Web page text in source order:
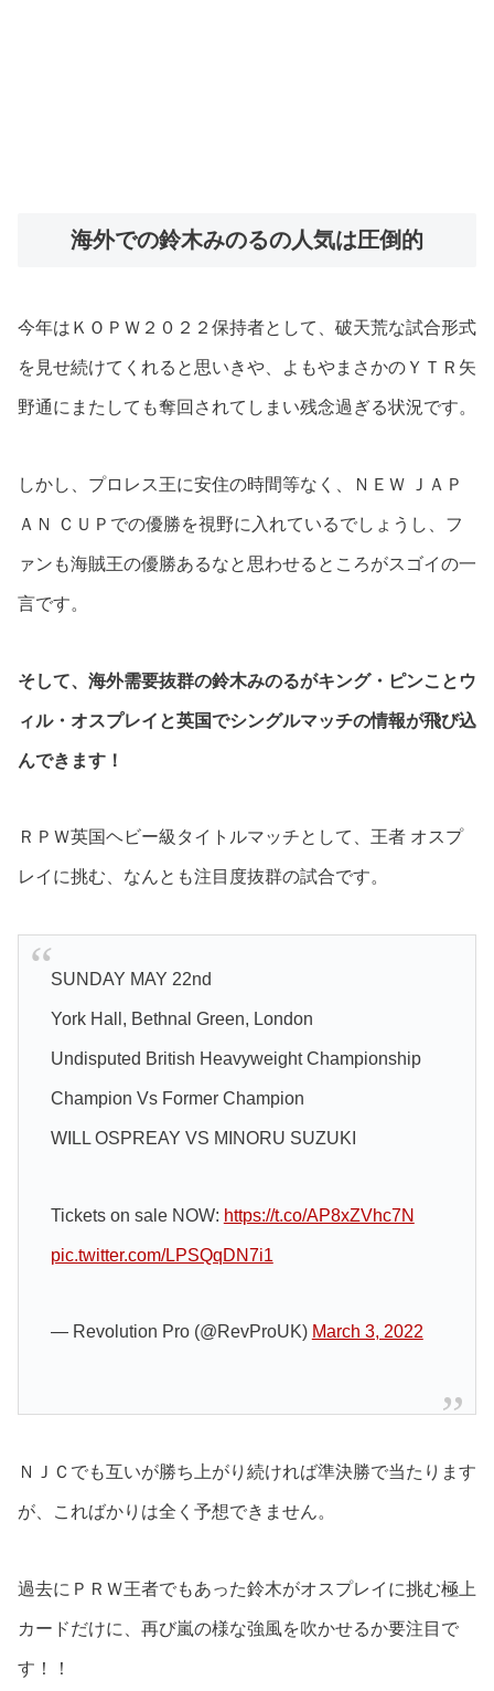
海外での鈴木みのるの人気は圧倒的
今年はＫＯＰＷ２０２２保持者として、破天荒な試合形式
を見せ続けてくれると思いきや、よもやまさかのＹＴＲ矢
野通にまたしても奪回されてしまい残念過ぎる状況です。
しかし、プロレス王に安住の時間等なく、ＮＥＷ ＪＡＰ
ＡＮ ＣＵＰでの優勝を視野に入れているでしょうし、フ
ァンも海賊王の優勝あるなと思わせるところがスゴイの一
言です。
そして、海外需要抜群の鈴木みのるがキング・ピンことウ
ィル・オスプレイと英国でシングルマッチの情報が飛び込
んできます！
ＲＰＷ英国ヘビー級タイトルマッチとして、王者 オスプ
レイに挑む、なんとも注目度抜群の試合です。
SUNDAY MAY 22nd
York Hall, Bethnal Green, London
Undisputed British Heavyweight Championship
Champion Vs Former Champion
WILL OSPREAY VS MINORU SUZUKI
Tickets on sale NOW: https://t.co/AP8xZVhc7N
pic.twitter.com/LPSQqDN7i1
— Revolution Pro (@RevProUK) March 3, 2022
ＮＪＣでも互いが勝ち上がり続ければ準決勝で当たります
が、こればかりは全く予想できません。
過去にＰＲＷ王者でもあった鈴木がオスプレイに挑む極上
カードだけに、再び嵐の様な強風を吹かせるか要注目で
す！！